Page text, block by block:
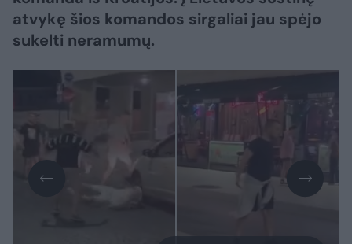
atvykę šios komandos sirgaliai jau spėjo
sukelti neramumų.